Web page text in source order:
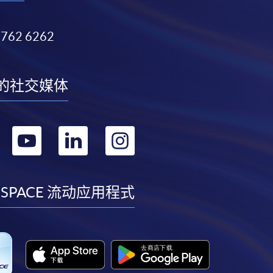
6262
社交媒体
转
youtube
转
linkedin
转
instagram
流动应用程式